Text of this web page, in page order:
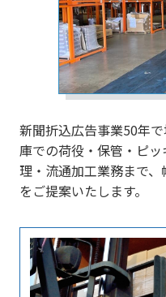
新聞折込広告事業50年
庫での荷役・保管・ピ
理・流通加⼯業務まで
をご提案いたします。